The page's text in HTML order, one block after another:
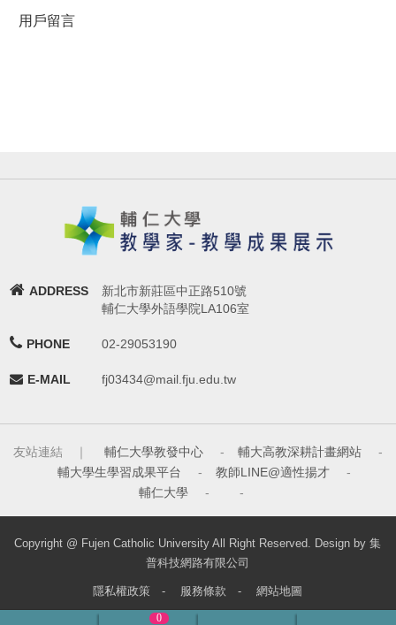
0
用戶留言
ADDRESS
新北市新莊區中正路510號
輔仁大學外語學院LA106室
PHONE 02-29053190
E-MAIL fj03434@mail.fju.edu.tw
友站連結 ｜ 輔仁大學教發中心 - 輔大高教深耕計畫網站
-
輔大學生學習成果平台
- 教師LINE@適性揚才
-
輔仁大學
- -
Copyright @ Fujen Catholic University All Right Reserved. Design by 集
普科技網路有限公司
隱私權政策 - 服務條款 -網站地圖